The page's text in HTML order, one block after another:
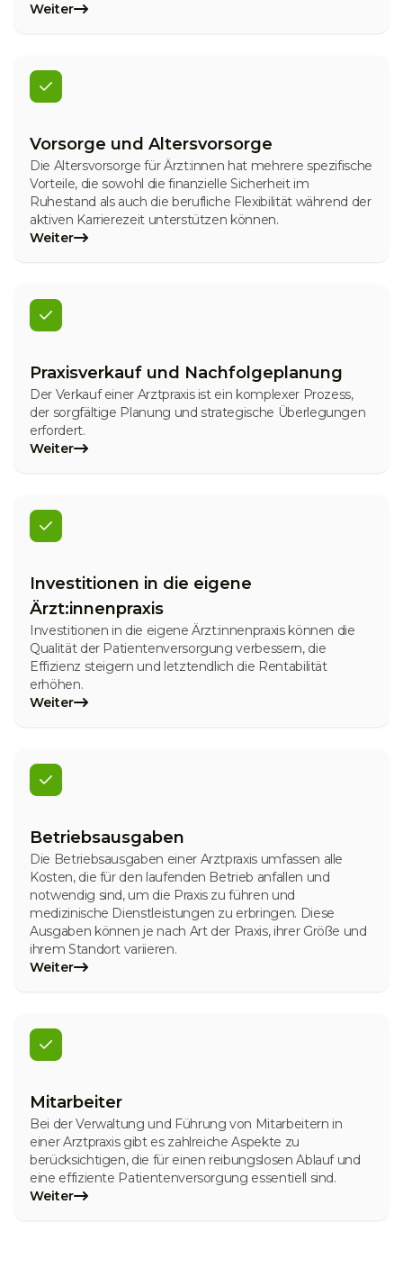
Weiter
Vorsorge und Altersvorsorge
Die Altersvorsorge für Ärzt:innen hat mehrere spezifische
Vorteile, die sowohl die finanzielle Sicherheit im
Ruhestand als auch die berufliche Flexibilität während der
aktiven Karrierezeit unterstützen können.
Weiter
Praxisverkauf und Nachfolgeplanung
Der Verkauf einer Arztpraxis ist ein komplexer Prozess,
der sorgfältige Planung und strategische Überlegungen
erfordert.
Weiter
Investitionen in die eigene
Ärzt:innenpraxis
Investitionen in die eigene Ärzt:innenpraxis können die
Qualität der Patientenversorgung verbessern, die
Effizienz steigern und letztendlich die Rentabilität
erhöhen.
Weiter
Betriebsausgaben
Die Betriebsausgaben einer Arztpraxis umfassen alle
Kosten, die für den laufenden Betrieb anfallen und
notwendig sind, um die Praxis zu führen und
medizinische Dienstleistungen zu erbringen. Diese
Ausgaben können je nach Art der Praxis, ihrer Größe und
ihrem Standort variieren.
Weiter
Mitarbeiter
Bei der Verwaltung und Führung von Mitarbeitern in
einer Arztpraxis gibt es zahlreiche Aspekte zu
berücksichtigen, die für einen reibungslosen Ablauf und
eine effiziente Patientenversorgung essentiell sind.
Weiter